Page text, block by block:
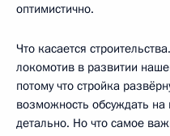
оптимистично.
Что касается
локомотив в развитии
потому что стройка
возможность обсуждать
детально. Но что самое